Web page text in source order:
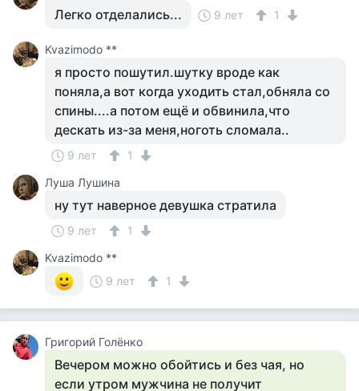
Легко отделались... 9 лет 1
Kvazimodo **
я просто пошутил.шутку вроде как
поняла,а вот когда уходить стал,обняла со
спины....а потом ещё и обвинила,что
дескать из-за меня,ноготь сломала..
9 лет
1
Луша Лушина
ну тут наверное девушка стратила
9 лет
1
Kvazimodo **
9 лет
1
Григорий Голёнко
Вечером можно обойтись и без чая, но
если утром мужчина не получит